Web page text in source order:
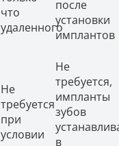
что
удаленного
после
установки
имплантов
Не
требуется
при
условии
Не
требуется,
импланты
зубов
в